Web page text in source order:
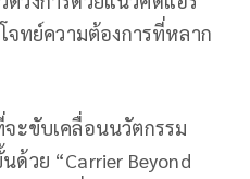
จทย์ความต้องการที่หลาก
ะขับเคลื่อนนวัตกรรม
ด้วย “Carrier Beyond